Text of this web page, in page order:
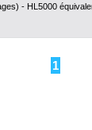
- HL5000
1